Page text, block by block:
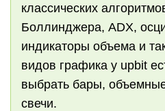
классических
Боллинджера, ADX,
индикаторы объема и
видов графика у upbit
выбрать бары,
свечи.